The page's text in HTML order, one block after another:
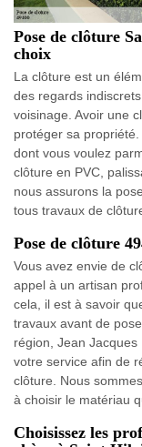
Pose de clôture
choix
La clôture est un
des regards
voisinage. Avoir une
protéger sa
dont vous voulez
clôture en PVC,
nous assurons la
tous travaux de
Pose de clôture
Vous avez envie de
appel à un artisan
cela, il est à savoir
travaux avant de
région, Jean
votre service afin de
clôture. Nous
à choisir le matériau
Choisissez les